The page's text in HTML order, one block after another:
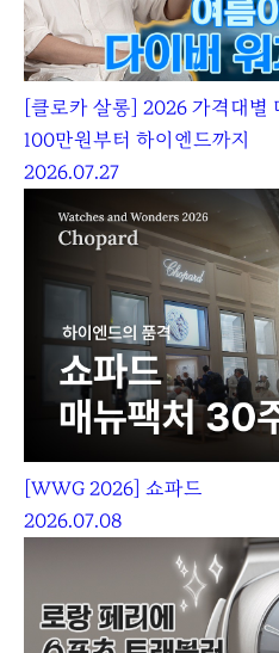
[클로카 살롱] 2026 가격대별
100만원부터 하이엔드까지
2026.07.27
[WWG 2026] 쇼파드
2026.07.08